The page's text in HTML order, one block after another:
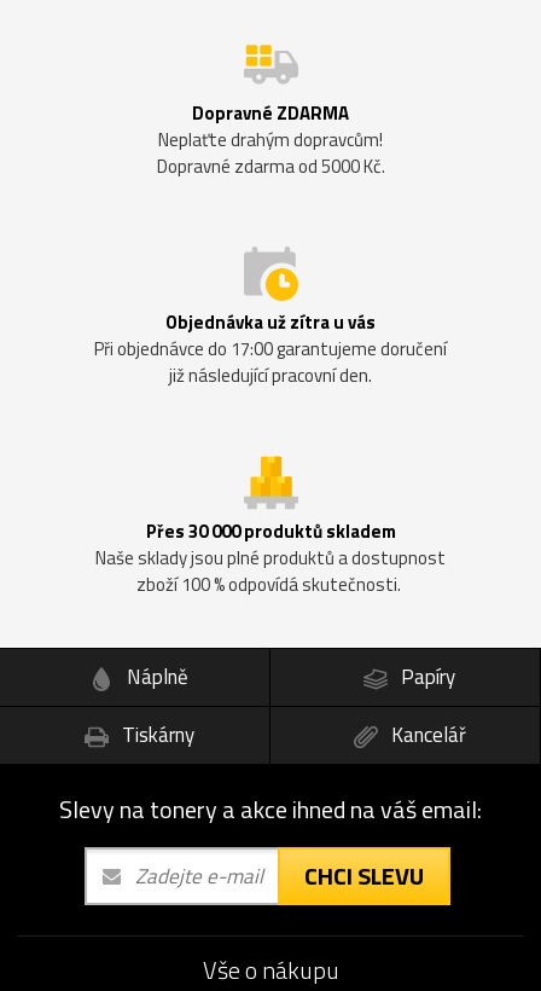
Dopravné ZDARMA
Neplaťte drahým dopravcům!
Dopravné zdarma od 5000 Kč.
Objednávka už zítra u vás
Při objednávce do 17:00 garantujeme doručení
již následující pracovní den.
Přes 30 000 produktů skladem
Naše sklady jsou plné produktů a dostupnost
zboží 100 % odpovídá skutečnosti.
Náplně
Papíry
Tiskárny
Kancelář
Slevy na tonery a akce ihned na váš email:
CHCI SLEVU
Vše o nákupu